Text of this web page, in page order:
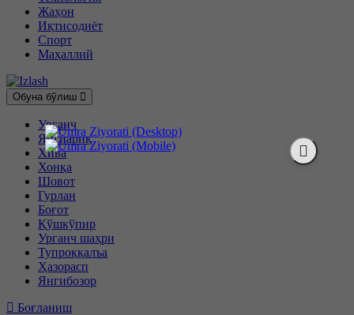
Жаҳон
Иқтисодиёт
Спорт
Маҳаллий
Обуна бўлиш
Урганч
Янгиариқ
Хива
Хонқа
Шовот
Гурлан
Боғот
Қўшкўпир
Урганч шаҳри
Тупроққалъа
Ҳазорасп
Янгибозор
Боғланиш